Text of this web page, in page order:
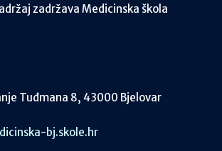
zadržava Medicinska škola
Tuđmana 8, 43000 Bjelovar
bj.skole.hr